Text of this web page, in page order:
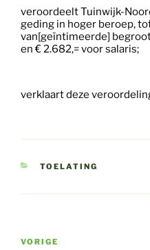
veroordeelt Tuinwijk-
geding in hoger beroep,
van[geïntimeerde]
en € 2.682,= voor salaris;
verklaart deze
CATEGORIEËN
TOELATING
Vorig
VORIGE